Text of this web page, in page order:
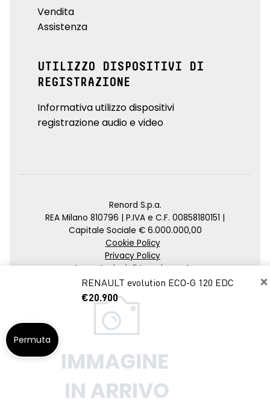
×
RENAULT evolution ECO-G 120 EDC
€20.900
Vendita
Assistenza
UTILIZZO DISPOSITIVI DI
REGISTRAZIONE
Informativa utilizzo dispositivi
registrazione audio e video
Renord S.p.a.
REA Milano 810796 | P.IVA e C.F. 00858180151 |
Capitale Sociale € 6.000.000,00
Cookie Policy
Privacy Policy
Impostazioni di tracciamento
Agenzia SEO
Permuta